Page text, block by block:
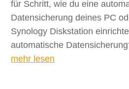
für Schritt, wie du eine
Datensicherung deines PC
Synology Diskstation
automatische
mehr lesen